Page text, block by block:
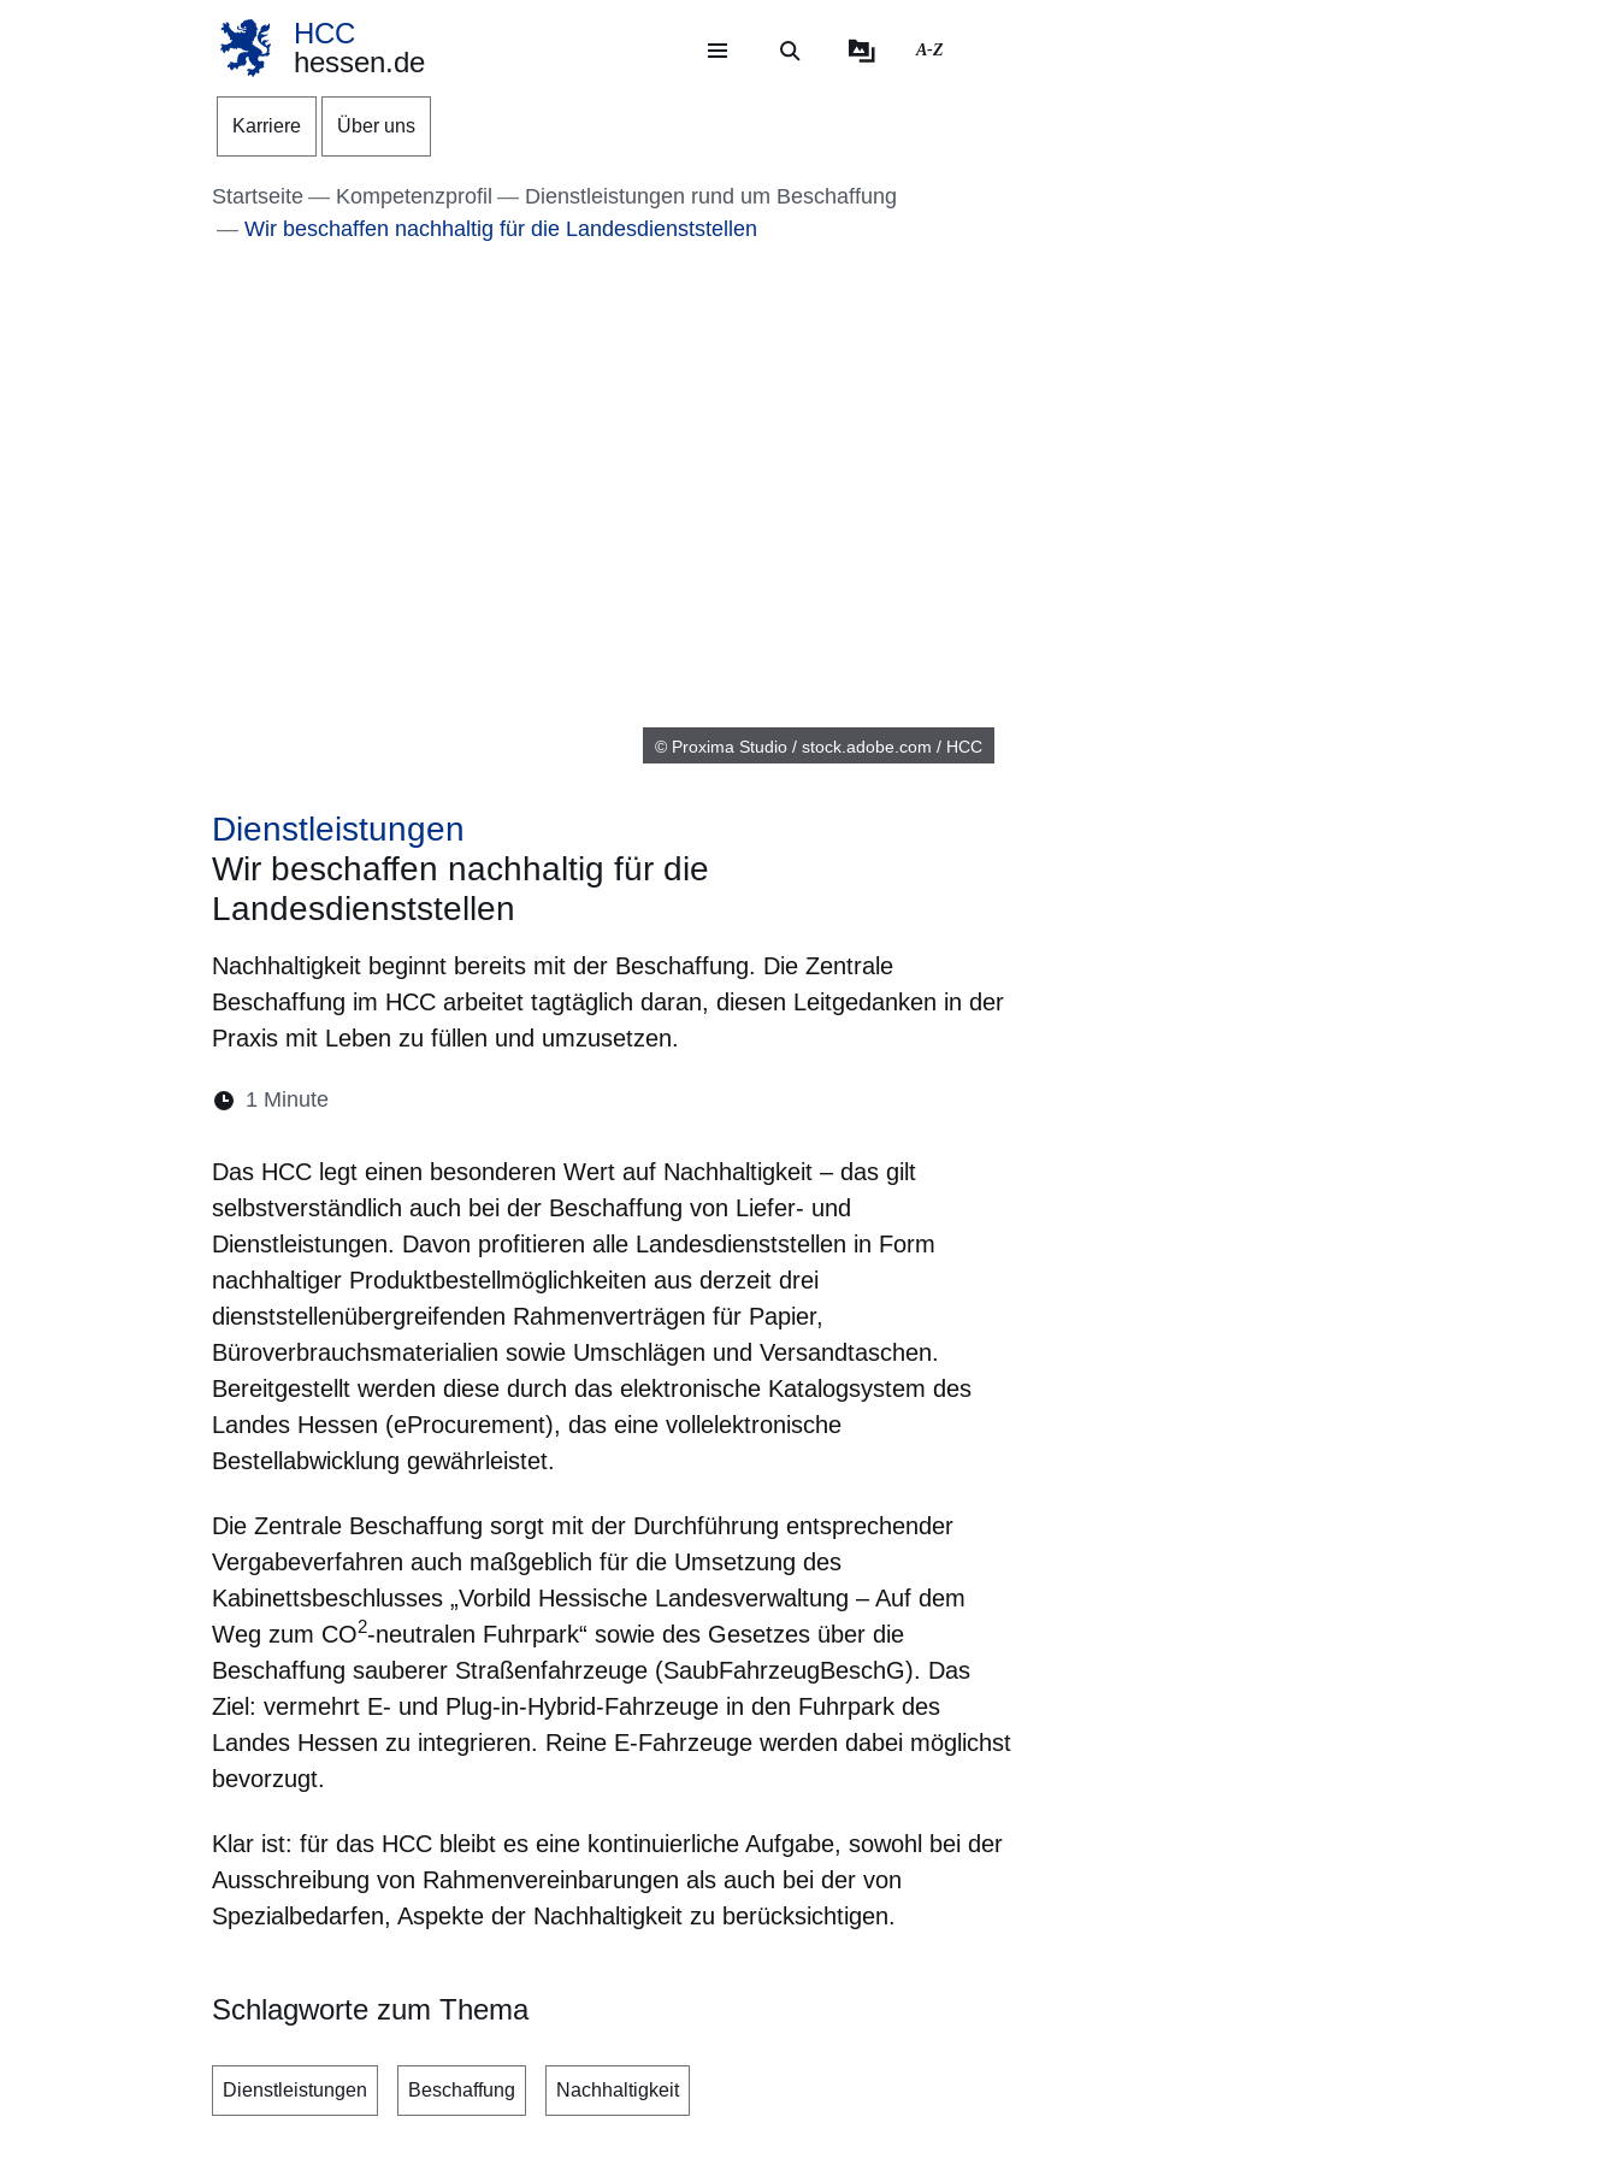
Direkt zum Kopf der Seite
Direkt zum Inhalt
Direkt zum Fuß der Seite
HCC
hessen.de
A-Z
Karriere Über uns
Startseite Kompetenzprofil
Dienstleistungen rund um Beschaffung
Wir beschaffen nachhaltig für die Landesdienststellen
© Proxima Studio / stock.adobe.com / HCC
Dienstleistungen
Wir beschaffen nachhaltig für die
Landesdienststellen
Nachhaltigkeit beginnt bereits mit der Beschaffung. Die Zentrale
Beschaffung im HCC arbeitet tagtäglich daran, diesen Leitgedanken in der
Praxis mit Leben zu füllen und umzusetzen.
Lesedauer:
1 Minute
Das HCC legt einen besonderen Wert auf Nachhaltigkeit – das gilt
selbstverständlich auch bei der Beschaffung von Liefer- und
Dienstleistungen. Davon profitieren alle Landesdienststellen in Form
nachhaltiger Produktbestellmöglichkeiten aus derzeit drei
dienststellenübergreifenden Rahmenverträgen für Papier,
Büroverbrauchsmaterialien sowie Umschlägen und Versandtaschen.
Bereitgestellt werden diese durch das elektronische Katalogsystem des
Landes Hessen (eProcurement), das eine vollelektronische
Bestellabwicklung gewährleistet.
Die Zentrale Beschaffung sorgt mit der Durchführung entsprechender
Vergabeverfahren auch maßgeblich für die Umsetzung des
Kabinettsbeschlusses „Vorbild Hessische Landesverwaltung – Auf dem
Weg zum CO2-neutralen Fuhrpark“ sowie des Gesetzes über die
Beschaffung sauberer Straßenfahrzeuge (SaubFahrzeugBeschG). Das
Ziel: vermehrt E- und Plug-in-Hybrid-Fahrzeuge in den Fuhrpark des
Landes Hessen zu integrieren. Reine E-Fahrzeuge werden dabei möglichst
bevorzugt.
Klar ist: für das HCC bleibt es eine kontinuierliche Aufgabe, sowohl bei der
Ausschreibung von Rahmenvereinbarungen als auch bei der von
Spezialbedarfen, Aspekte der Nachhaltigkeit zu berücksichtigen.
Schlagworte zum Thema
Dienstleistungen Beschaffung Nachhaltigkeit